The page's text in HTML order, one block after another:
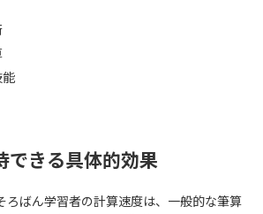
能
できる具体的効果
ろばん学習者の計算速度は、一般的な筆算